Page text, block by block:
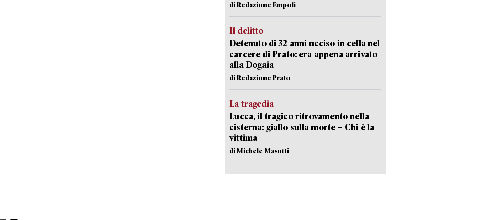
di Redazione Empoli
Il delitto
Detenuto di 32 anni ucciso in cella nel
carcere di Prato: era appena arrivato
alla Dogaia
di Redazione Prato
La tragedia
Lucca, il tragico ritrovamento nella
cisterna: giallo sulla morte – Chi è la
vittima
di Michele Masotti